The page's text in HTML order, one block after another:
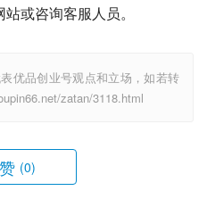
或咨询客服人员。
优品创业号观点和立场，如若转
zatan/3118.html
赞 (0)